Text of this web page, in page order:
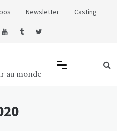
Newsletter Casting
au monde